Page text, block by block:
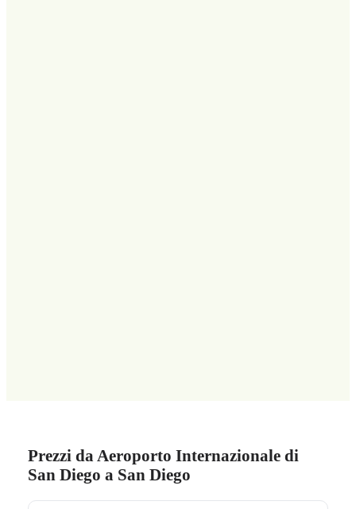
Prezzi da Aeroporto Internazionale di
San Diego a San Diego